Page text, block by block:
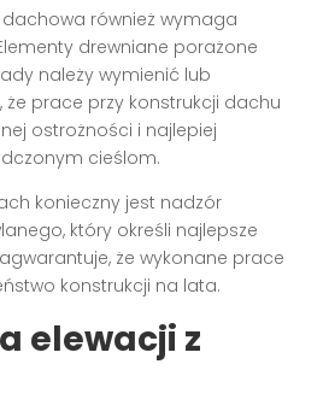
również wymaga
drewniane porażone
należy wymienić lub
że prace przy konstrukcji dachu
ostrożności i najlepiej
cieślom.
konieczny jest nadzór
który określi najlepsze
że wykonane prace
konstrukcji na lata.
elewacji z